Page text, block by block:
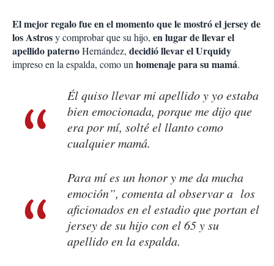
El mejor regalo fueen el momento que le mostró el jersey de
los Astrosy comprobar que su hijo, en lugar de llevar el
apellido paternoHernández, decidió llevar el Urquidy
impreso en la espalda, como unhomenaje para su mamá.
Él quiso llevar mi apellido y yo estaba
bien emocionada, porque me dijo que
era por mí, solté el llanto como
cualquier mamá.
Para mí es un honor y me da mucha
emoción”, comenta al observar a los
aficionados en el estadio que portan el
jersey de su hijo con el 65 y su
apellido en la espalda.